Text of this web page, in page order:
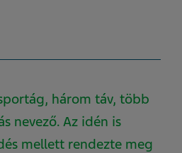
három táv, több
nevező. Az idén is
mellett rendezte meg